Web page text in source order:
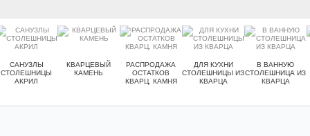
САНУЗЛЫ
СТОЛЕШНИЦЫ
АКРИЛ
КВАРЦЕВЫЙ
КАМЕНЬ
РАСПРОДАЖА
ОСТАТКОВ
КВАРЦ. КАМНЯ
ДЛЯ КУХНИ
СТОЛЕШНИЦЫ ИЗ
КВАРЦА
В ВАННУЮ
СТОЛЕШНИЦА ИЗ
КВАРЦА